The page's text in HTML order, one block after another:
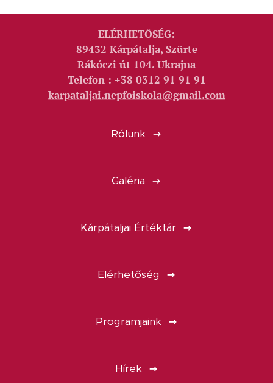
ELÉRHETŐSÉG:
89432 Kárpátalja, Szürte
Rákóczi út 104. Ukrajna
Telefon : +38 0312 91 91 91
karpataljai.nepfoiskola@gmail.com
Rólunk
Galéria
Kárpátaljai Értéktár
Elérhetőség
Programjaink
Hírek